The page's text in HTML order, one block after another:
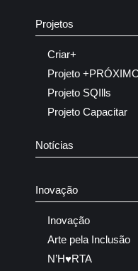
Projetos
Criar+
Projeto
Projeto SQIlls
Projeto Capacitar
Notícias
Inovação
Inovação
Arte pela Inclusão
N’H♥RTA